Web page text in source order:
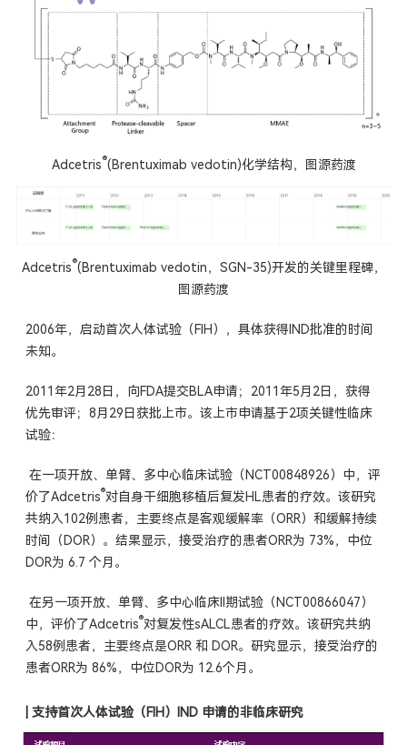
Adcetris®(Brentuximab vedotin)化学结构，图源药渡
Adcetris®(Brentuximab vedotin，SGN-35)开发的关键里程碑，
图源药渡
2006年，启动首次人体试验（FIH），具体获得IND批准的时间
未知。
2011年2月28日，向FDA提交BLA申请；2011年5月2日，获得
优先审评；8月29日获批上市。该上市申请基于2项关键性临床
试验：
在一项开放、单臂、多中心临床试验（NCT00848926）中，评
价了Adcetris®对自身干细胞移植后复发HL患者的疗效。该研究
共纳入102例患者，主要终点是客观缓解率（ORR）和缓解持续
时间（DOR）。结果显示，接受治疗的患者ORR为 73%，中位
DOR为 6.7 个月。
在另一项开放、单臂、多中心临床II期试验（NCT00866047）
中，评价了Adcetris®对复发性sALCL患者的疗效。该研究共纳
入58例患者，主要终点是ORR 和 DOR。研究显示，接受治疗的
患者ORR为 86%，中位DOR为 12.6个月。
支持首次人体试验（FIH）IND 申请的非临床研究